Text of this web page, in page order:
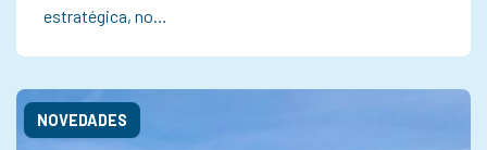
estratégica, no…
NOVEDADES